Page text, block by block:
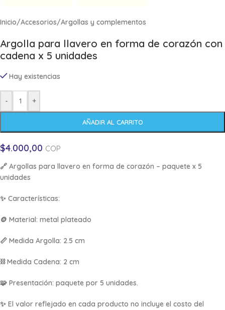
Inicio/Accesorios/Argollas y complementos
Argolla para llavero en forma de corazón con
cadena x 5 unidades
Hay existencias
- +
AÑADIR AL CARRITO
$4.000,00 COP
🔗 Argollas para llavero en forma de corazón – paquete x 5
unidades
✨ Características:
🪙 Material: metal plateado
📏 Medida Argolla: 2.5 cm
⛓️ Medida Cadena: 2 cm
🧩 Presentación: paquete por 5 unidades.
✨ El valor reflejado en cada producto no incluye el costo del